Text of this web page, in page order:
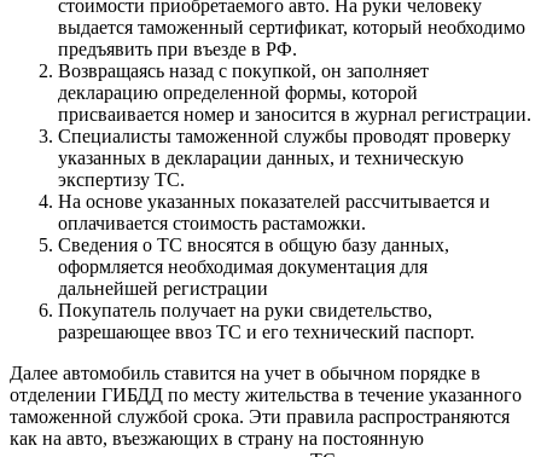
стоимости приобретаемого авто. На руки человеку
выдается таможенный сертификат, который необходимо
предъявить при въезде в РФ.
Возвращаясь назад с покупкой, он заполняет
декларацию определенной формы, которой
присваивается номер и заносится в журнал регистрации.
Специалисты таможенной службы проводят проверку
указанных в декларации данных, и техническую
экспертизу ТС.
На основе указанных показателей рассчитывается и
оплачивается стоимость растаможки.
Сведения о ТС вносятся в общую базу данных,
оформляется необходимая документация для
дальнейшей регистрации
Покупатель получает на руки свидетельство,
разрешающее ввоз ТС и его технический паспорт.
Далее автомобиль ставится на учет в обычном порядке в
отделении ГИБДД по месту жительства в течение указанного
таможенной службой срока. Эти правила распространяются
как на авто, въезжающих в страну на постоянную